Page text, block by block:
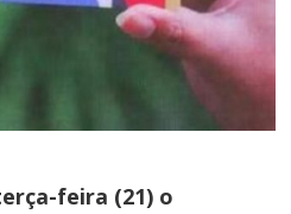
feira (21) o